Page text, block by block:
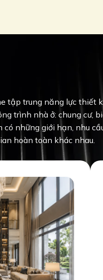
tập trung năng lực thiết
trình nhà ở: chung cư,
có những giới hạn, nhu
hoàn toàn khác nhau.